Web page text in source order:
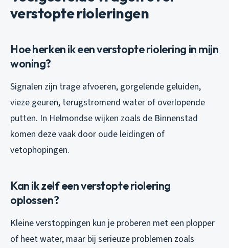
verstopte rioleringen
Hoe herken ik een verstopte riolering in mijn
woning?
Signalen zijn trage afvoeren, gorgelende geluiden,
vieze geuren, terugstromend water of overlopende
putten. In Helmondse wijken zoals de Binnenstad
komen deze vaak door oude leidingen of
vetophopingen.
Kan ik zelf een verstopte riolering
oplossen?
Kleine verstoppingen kun je proberen met een plopper
of heet water, maar bij serieuze problemen zoals